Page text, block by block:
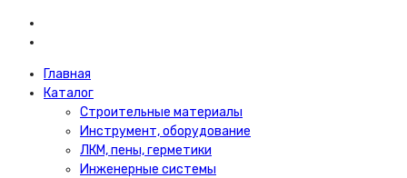
Главная
Каталог
Строительные материалы
Инструмент, оборудование
ЛКМ, пены, герметики
Инженерные системы